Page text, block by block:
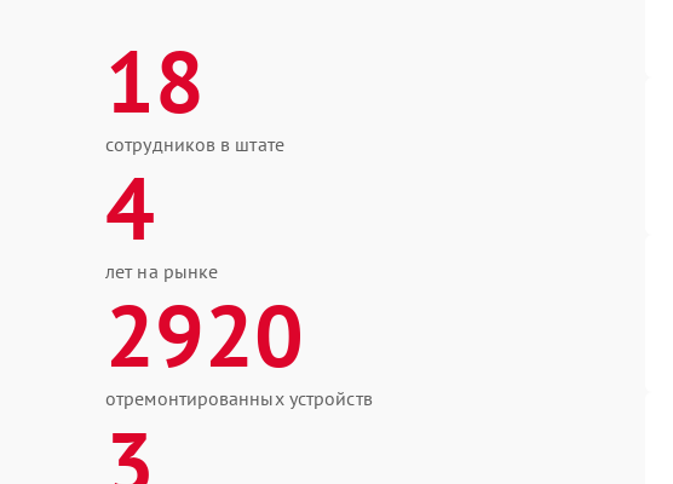
18
сотрудников в штате
4
лет на рынке
2920
отремонтированных устройств